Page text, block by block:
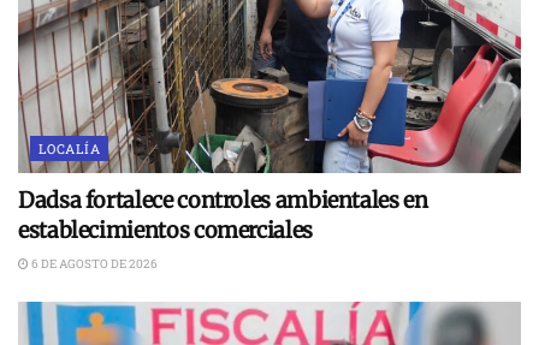
LOCALÍA
Dadsa fortalece controles ambientales en
establecimientos comerciales
6 DE AGOSTO DE 2026